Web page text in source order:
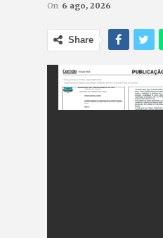
On 6 ago, 2026
Share